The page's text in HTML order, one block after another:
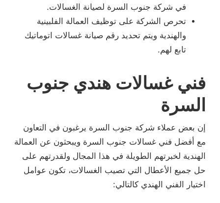
في شركة جنوب السرة لصيانة الغسالات.
تحرص الشركة على توظيف العمالة الفلبينية
والهندية ويتم تحديد رقم صيانة غسالات اتوماتيك
تابع لهم.
فني غسالات هندي جنوب
السرة
إن بعض عملاء شركة جنوب السرة يرغبون في التعاون
مع أفضل فني غسالات جنوب السرة ويبحثون عن العمالة
الهندية لخبرتهم الطويلة في هذا المجال ولقدرتهم على
حل جميع الأعطال التي تصيب الغسالات، تكون عوامل
اختيار الفني الهندي كالتالي: